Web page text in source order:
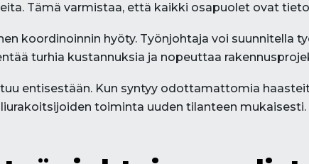
Tämä varmistaa, että kaikki osapuolet ovat
koordinoinnin hyöty. Työnjohtaja voi suunnitella
turhia kustannuksia ja nopeuttaa
entisestään. Kun syntyy odottamattomia
toiminta uuden tilanteen mukaisesti.